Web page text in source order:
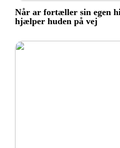
Når ar fortæller sin egen
hjælper huden på vej